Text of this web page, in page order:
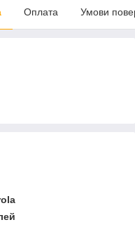
Оплата Умови